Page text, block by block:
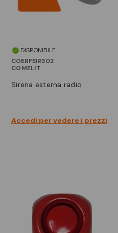
DISPONIBILE
COERFSIR302
COMELIT
sirena esterna radio
Accedi per vedere i prezzi